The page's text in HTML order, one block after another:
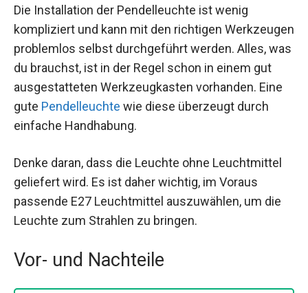
Die Installation der Pendelleuchte ist wenig
kompliziert und kann mit den richtigen Werkzeugen
problemlos selbst durchgeführt werden. Alles, was
du brauchst, ist in der Regel schon in einem gut
ausgestatteten Werkzeugkasten vorhanden. Eine
gute Pendelleuchte wie diese überzeugt durch
einfache Handhabung.
Denke daran, dass die Leuchte ohne Leuchtmittel
geliefert wird. Es ist daher wichtig, im Voraus
passende E27 Leuchtmittel auszuwählen, um die
Leuchte zum Strahlen zu bringen.
Vor- und Nachteile